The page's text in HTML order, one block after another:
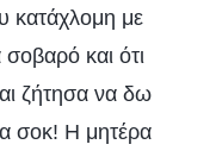
κατάχλομη με
και ότι
ζήτησα να δω
σοκ! Η μητέρα